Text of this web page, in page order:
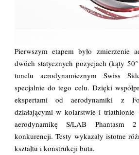
Pierwszym etapem było zmierzenie
dwóch statycznych pozycjach (kąty
tunelu aerodynamicznym Swiss
specjalnie do tego celu. Dzięki
ekspertami od aerodynamiki z
działającymi w kolarstwie i triathlonie
aerodynamikę S/LAB
konkurencji. Testy wykazały istotne
kształtu i konstrukcji buta.